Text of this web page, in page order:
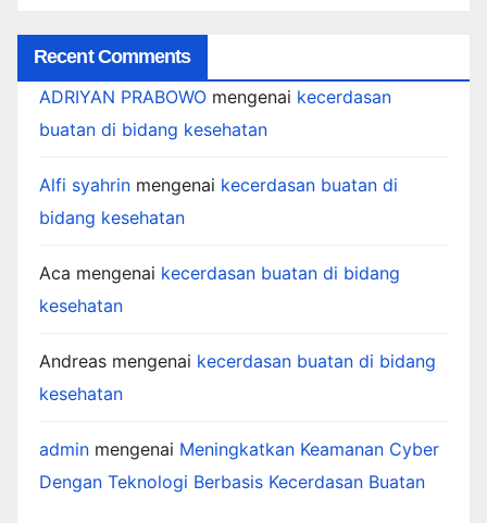
Recent Comments
ADRIYAN PRABOWO mengenai kecerdasan
buatan di bidang kesehatan
Alfi syahrin mengenai kecerdasan buatan di
bidang kesehatan
Aca mengenai kecerdasan buatan di bidang
kesehatan
Andreas mengenai kecerdasan buatan di bidang
kesehatan
admin mengenai Meningkatkan Keamanan Cyber
Dengan Teknologi Berbasis Kecerdasan Buatan